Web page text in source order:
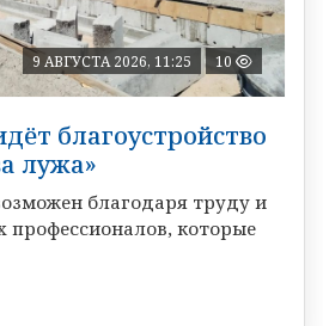
9 АВГУСТА 2026, 11:25 10
благоустройство
лужа»
благодаря труду и
профессионалов, которые